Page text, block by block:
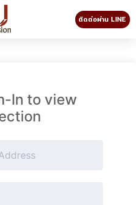
ติดต่อผ่าน LINE
In to view